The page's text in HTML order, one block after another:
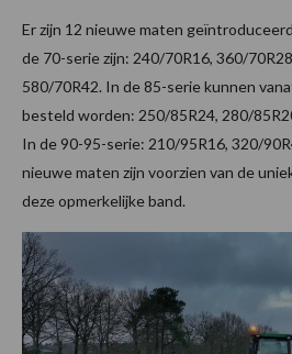
Er zijn 12 nieuwe maten
de 70-serie zijn: 240/70R16, 360/
580/70R42. In de 85-serie kunnen
besteld worden: 250/85R24, 280/
In de 90-95-serie: 210/95R16, 320/
nieuwe maten zijn voorzien van de
deze opmerkelijke band.